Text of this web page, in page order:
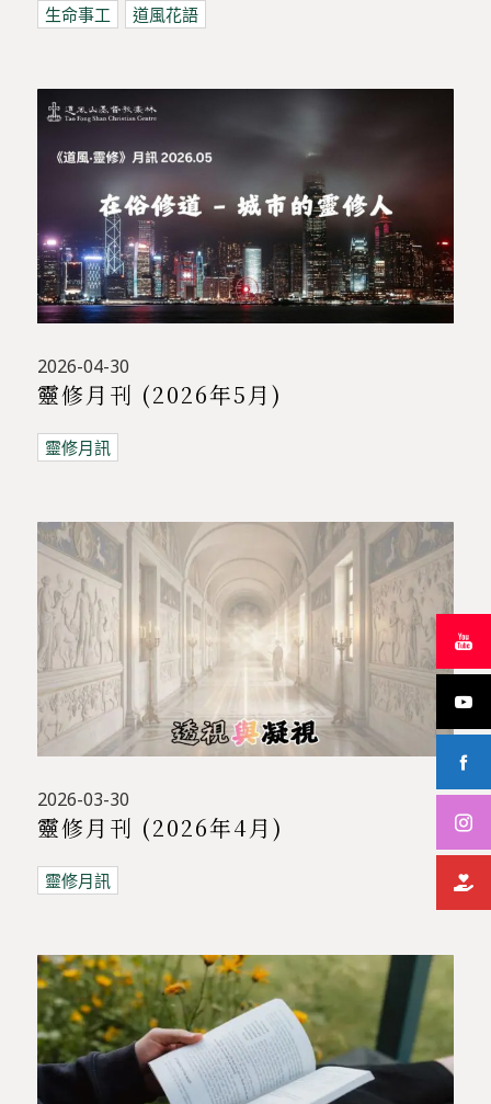
生命事工 道風花語
2026-04-30
靈修月刊 (2026年5月)
靈修月訊
2026-03-30
靈修月刊 (2026年4月)
靈修月訊